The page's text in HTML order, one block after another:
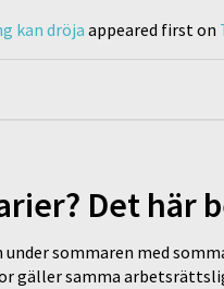
kan dröja appeared first on
Det här
sommaren med
gäller samma